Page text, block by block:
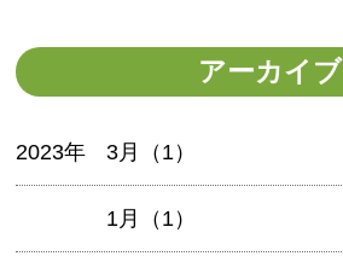
アーカイブ
2023年 3月（1）
1月（1）